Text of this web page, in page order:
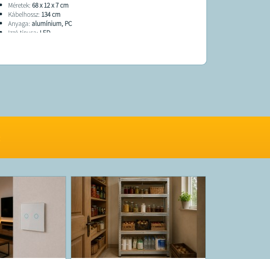
Méretek: 68 x 12 x 7 cm
Kábelhossz: 134 cm
Anyaga: alumínium, PC
Izzó típusa: LED
Világos színek:piros és kék
A terméket átlagosan 5 munkanapon belül kiszállítjuk!
A terméket forgalmazza a DIP Digital
Kft;elérhetősége:
hello@homemode.hu